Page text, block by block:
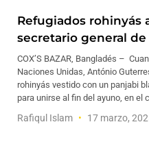
Refugiados rohinyás
secretario general de
COX’S BAZAR, Bangladés –
Naciones Unidas, António
rohinyás vestido con un panjabi
para unirse al fin del ayuno, en el
Rafiqul Islam 17 marzo,